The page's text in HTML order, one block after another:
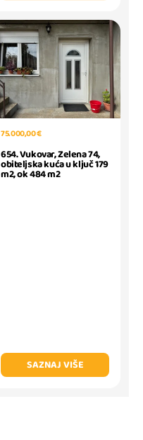
75.000,00 €
654. Vukovar, Zelena 74,
obiteljska kuća u ključ 179
m2, ok 484 m2
SAZNAJ VIŠE